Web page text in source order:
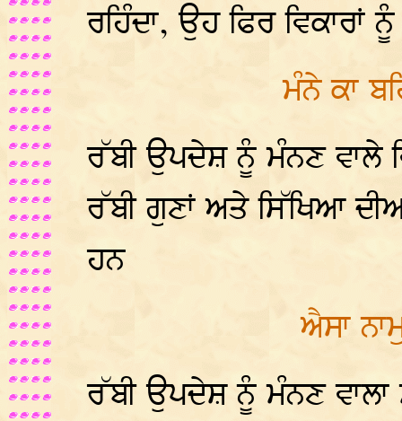
ਰਹਿੰਦਾ, ਉਹ ਫਿਰ
ਮੰਨੇ ਕਾ
ਰੱਬੀ ਉਪਦੇਸ਼ ਨੂੰ ਮੰਨਣ ਵਾਲੇ
ਰੱਬੀ ਗੁਣਾਂ ਅਤੇ ਸਿੱਖਿਆ
ਹਨ
ਐਸਾ
ਰੱਬੀ ਉਪਦੇਸ਼ ਨੂੰ ਮੰਨਣ